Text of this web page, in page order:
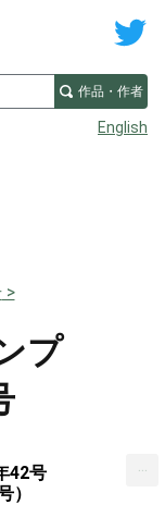
作品・作者
English
プ
42号
）